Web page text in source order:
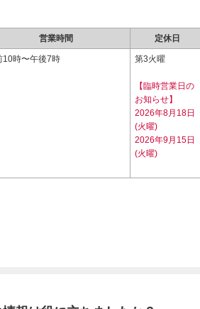
営業時間 定休日
10時〜午後7時 第3火曜
【臨時営業日の
お知らせ】
2026年8月18日
(火曜)
2026年9月15日
(火曜)